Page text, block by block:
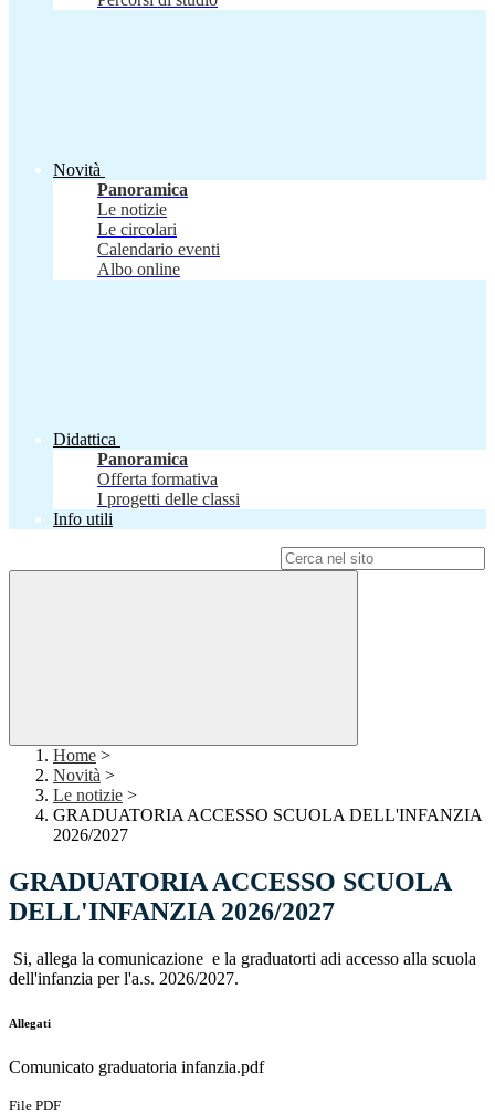
Novità
Panoramica
Le notizie
Le circolari
Calendario eventi
Albo online
Didattica
Panoramica
Offerta formativa
I progetti delle classi
Info utili
Home >
Novità >
Le notizie >
GRADUATORIA ACCESSO SCUOLA DELL'INFANZIA
2026/2027
GRADUATORIA ACCESSO SCUOLA
DELL'INFANZIA 2026/2027
Si, allega la comunicazione e la graduatorti adi accesso alla scuola
dell'infanzia per l'a.s. 2026/2027.
Allegati
Comunicato graduatoria infanzia.pdf
File PDF